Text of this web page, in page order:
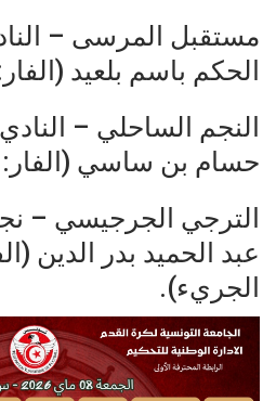
مستقبل المرسى –
الحكم باسم بلعيد
النجم الساحلي –
حسام بن ساسي (الفار:
الترجي الجرجيسي –
عبد الحميد بدر الدين
الجريء).